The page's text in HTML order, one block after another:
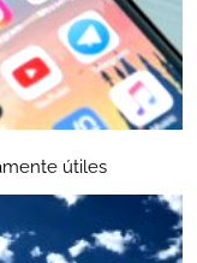
útiles